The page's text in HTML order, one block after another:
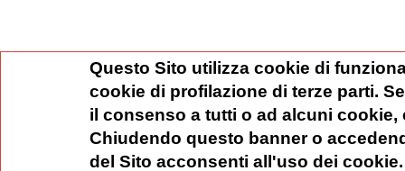
Questo Sito utilizza cookie di
cookie di profilazione di terze parti.
il consenso a tutti o ad alcuni
Chiudendo questo banner o
del Sito acconsenti all'uso dei cookie.